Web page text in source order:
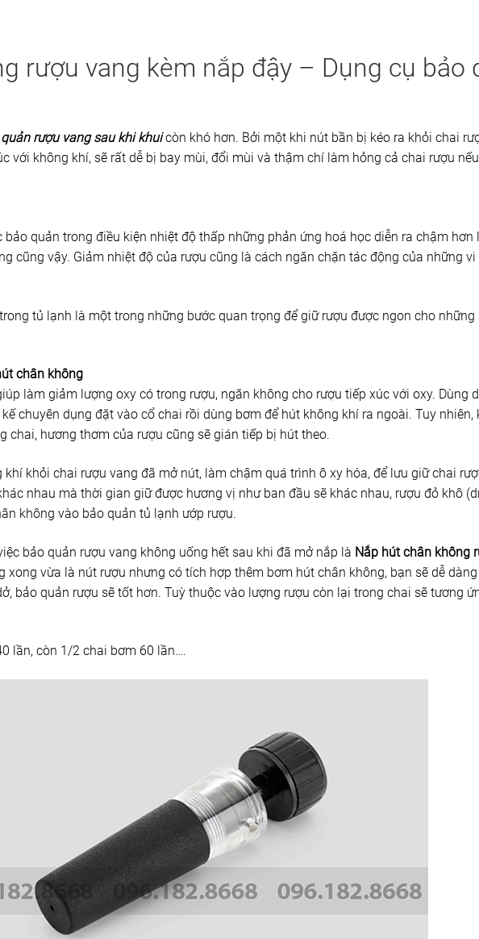
rượu vang kèm nắp đậy – Dụng cụ bảo
rượu vang sau khi khuicòn khó hơn. Bởi một khi nút bần bị kéo ra khỏi chai
với không khí, sẽ rất dễ bị bay mùi, đổi mùi và thậm chí làm hỏng cả chai rượu
quản trong điều kiện nhiệt độ thấp những phản ứng hoá học diễn ra chậm hơn
cũng vậy. Giảm nhiệt độ của rượu cũng là cách ngăn chặn tác động của những
tủ lạnh là một trong những bước quan trọng để giữ rượu được ngon cho những
chân không
làm giảm lượng oxy có trong rượu, ngăn không cho rượu tiếp xúc với oxy. Dùng
chuyên dụng đặt vào cổ chai rồi dùng bơm để hút không khí ra ngoài. Tuy nhiên,
chai, hương thơm của rượu cũng sẽ gián tiếp bị hút theo.
khỏi chai rượu vang đã mở nút, làm chậm quá trình ô xy hóa, để lưu giữ chai
nhau mà thời gian giữ được hương vị như ban đầu sẽ khác nhau, rượu đỏ khô
không vào bảo quản tủ lạnh ướp rượu.
bảo quản rượu vang không uống hết sau khi đã mở nắp là Nắp hút chân không
xong vừa là nút rượu nhưng có tích hợp thêm bơm hút chân không, bạn sẽ dễ
bảo quản rượu sẽ tốt hơn. Tuỳ thuộc vào lượng rượu còn lại trong chai sẽ tương
lần, còn 1/2 chai bơm 60 lần….